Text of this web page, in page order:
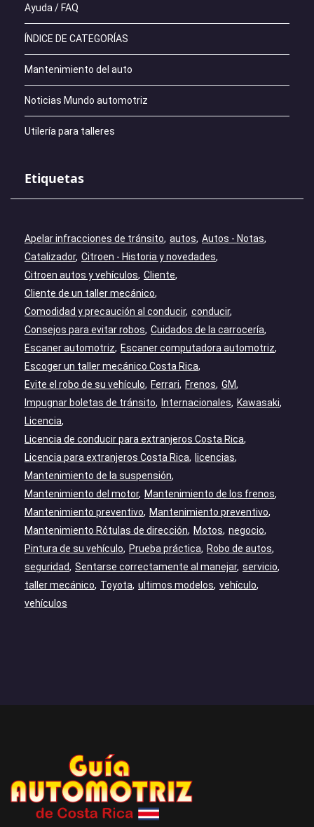
Ayuda / FAQ
ÍNDICE DE CATEGORÍAS
Mantenimiento del auto
Noticias Mundo automotriz
Utilería para talleres
Etiquetas
Apelar infracciones de tránsito autos Autos - Notas
Catalizador Citroen - Historia y novedades
Citroen autos y vehículos Cliente
Cliente de un taller mecánico
Comodidad y precaución al conducir conducir
Consejos para evitar robos Cuidados de la carrocería
Escaner automotriz
Escaner computadora automotriz
Escoger un taller mecánico Costa Rica
Evite el robo de su vehículo
Ferrari Frenos GM
Impugnar boletas de tránsito
Internacionales
Kawasaki
Licencia
Licencia de conducir para extranjeros Costa Rica
Licencia para extranjeros Costa Rica
licencias
Mantenimiento de la suspensión
Mantenimiento del motor
Mantenimiento de los frenos
Mantenimiento preventivo
Mantenimiento preventivo
Mantenimiento Rótulas de dirección
Motos negocio
Pintura de su vehículo
Prueba práctica
Robo de autos
seguridad
Sentarse correctamente al manejar servicio
taller mecánico
Toyota ultimos modelos vehículo
vehículos